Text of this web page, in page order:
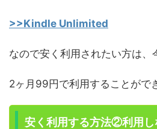
>>Kindle Unlimited
なので安く利用されたい方は、
2ヶ月99円で利用することがで
安く利用する方法②利用し